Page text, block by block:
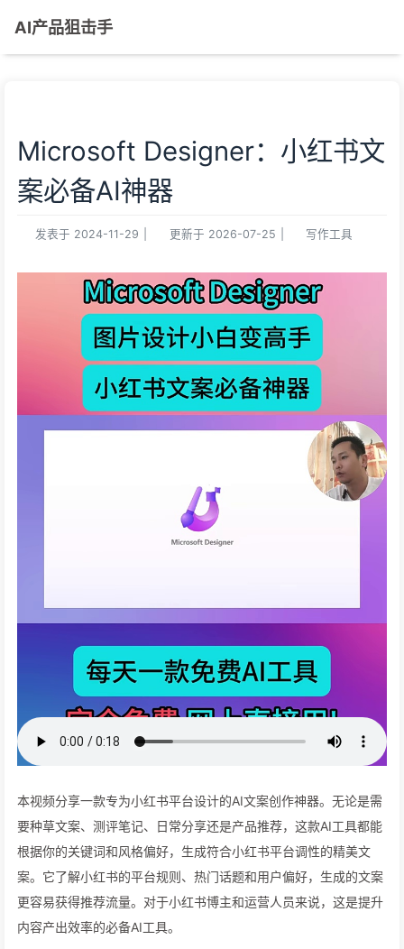
AI产品狙击手
Microsoft Designer：小红书文
案必备AI神器
发表于 2024-11-29 更新于 2026-07-25 写作工具
本视频分享一款专为小红书平台设计的AI文案创作神器。无论是需
要种草文案、测评笔记、日常分享还是产品推荐，这款AI工具都能
根据你的关键词和风格偏好，生成符合小红书平台调性的精美文
案。它了解小红书的平台规则、热门话题和用户偏好，生成的文案
更容易获得推荐流量。对于小红书博主和运营人员来说，这是提升
内容产出效率的必备AI工具。